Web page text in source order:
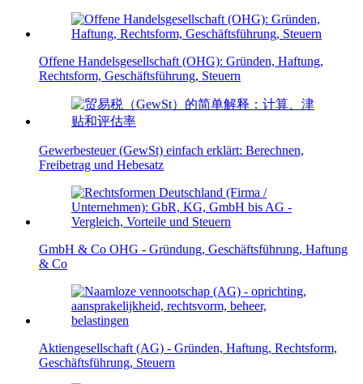
Offene Handelsgesellschaft (OHG): Gründen, Haftung,
Rechtsform, Geschäftsführung, Steuern
Gewerbesteuer (GewSt) einfach erklärt: Berechnen,
Freibetrag und Hebesatz
GmbH & Co OHG - Gründung, Geschäftsführung, Haftung
& Co
Aktiengesellschaft (AG) - Gründen, Haftung, Rechtsform,
Geschäftsführung, Steuern